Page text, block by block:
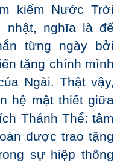
kiếm Nước Trời
nhật, nghĩa là để
từng ngày bởi
tặng chính mình
Ngài. Thật vậy,
hệ mật thiết giữa
Thánh Thể: tâm
được trao tặng
sự hiệp thông